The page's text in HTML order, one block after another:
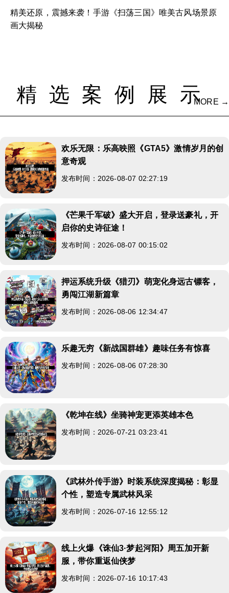
精美还原，震撼来袭！手游《扫荡三国》唯美古风场景原
画大揭秘
精选案例展示MORE →
欢乐无限：乐高映照《GTA5》激情岁月的创
意奇观
发布时间：2026-08-07 02:27:19
《芒果千军破》盛大开启，登录送豪礼，开
启你的史诗征途！
发布时间：2026-08-07 00:15:02
押运系统升级《猎刃》萌宠化身远古镖客，
勇闯江湖新篇章
发布时间：2026-08-06 12:34:47
乐趣无穷《新战国群雄》趣味任务有惊喜
发布时间：2026-08-06 07:28:30
《乾坤在线》坐骑神宠更添英雄本色
发布时间：2026-07-21 03:23:41
《武林外传手游》时装系统深度揭秘：彰显
个性，塑造专属武林风采
发布时间：2026-07-16 12:55:12
线上火爆《诛仙3·梦起河阳》周五加开新
服，带你重返仙侠梦
发布时间：2026-07-16 10:17:43